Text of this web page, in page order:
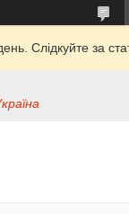
Слідкуйте за